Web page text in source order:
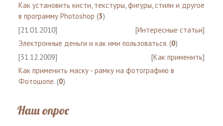
Как установить кисти, текстуры, фигуры, стили и другое
в программу Photoshop (3)
[21.01.2010]
[Интересные статьи]
Электронные деньги и как ими пользоваться. (0)
[31.12.2009]
[Как применить]
Как применить маску - рамку на фотографию в
Фотошопе. (0)
Наш опрос